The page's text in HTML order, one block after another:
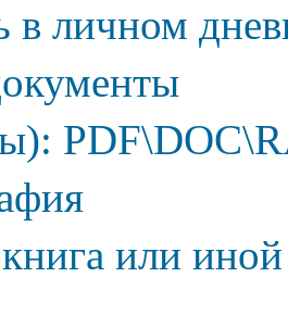
в личном
или